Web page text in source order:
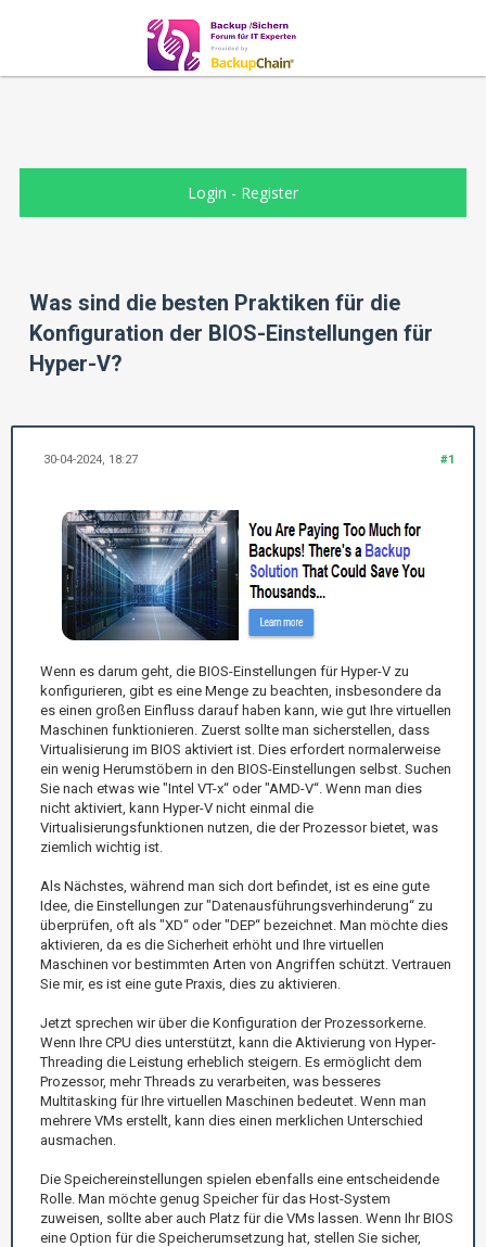
Login - Register
Was sind die besten Praktiken für die
Konfiguration der BIOS-Einstellungen für
Hyper-V?
#1
30-04-2024, 18:27
Wenn es darum geht, die BIOS-Einstellungen für Hyper-V zu
konfigurieren, gibt es eine Menge zu beachten, insbesondere da
es einen großen Einfluss darauf haben kann, wie gut Ihre virtuellen
Maschinen funktionieren. Zuerst sollte man sicherstellen, dass
Virtualisierung im BIOS aktiviert ist. Dies erfordert normalerweise
ein wenig Herumstöbern in den BIOS-Einstellungen selbst. Suchen
Sie nach etwas wie "Intel VT-x“ oder "AMD-V“. Wenn man dies
nicht aktiviert, kann Hyper-V nicht einmal die
Virtualisierungsfunktionen nutzen, die der Prozessor bietet, was
ziemlich wichtig ist.
Als Nächstes, während man sich dort befindet, ist es eine gute
Idee, die Einstellungen zur "Datenausführungsverhinderung“ zu
überprüfen, oft als "XD“ oder "DEP“ bezeichnet. Man möchte dies
aktivieren, da es die Sicherheit erhöht und Ihre virtuellen
Maschinen vor bestimmten Arten von Angriffen schützt. Vertrauen
Sie mir, es ist eine gute Praxis, dies zu aktivieren.
Jetzt sprechen wir über die Konfiguration der Prozessorkerne.
Wenn Ihre CPU dies unterstützt, kann die Aktivierung von Hyper-
Threading die Leistung erheblich steigern. Es ermöglicht dem
Prozessor, mehr Threads zu verarbeiten, was besseres
Multitasking für Ihre virtuellen Maschinen bedeutet. Wenn man
mehrere VMs erstellt, kann dies einen merklichen Unterschied
ausmachen.
Die Speichereinstellungen spielen ebenfalls eine entscheidende
Rolle. Man möchte genug Speicher für das Host-System
zuweisen, sollte aber auch Platz für die VMs lassen. Wenn Ihr BIOS
eine Option für die Speicherumsetzung hat, stellen Sie sicher,